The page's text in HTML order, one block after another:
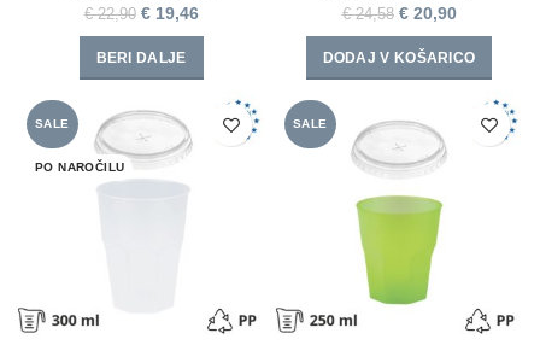
€22,90 € 19,46
BERI DALJE
€24,58 € 20,90
DODAJ V KOŠARICO
SALE
PO NAROČILU
SALE